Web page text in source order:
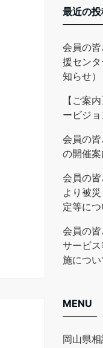
最近の
会員の
援セン
知らせ）
【ご案
ービジ
会員の
の開催案
会員の
より被
定等に
会員の
サービ
施につい
MENU
岡山県